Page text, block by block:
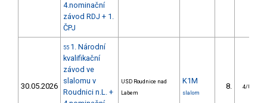
4.nominační
závod RDJ + 1.
ČPJ
30.05.2026
55 1. Národní
kvalifikační
závod ve
slalomu v
Roudnici n.L. +
USD Roudnice nad
Labem
K1M
slalom
8. 4/U23